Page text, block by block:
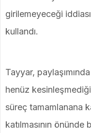
girilemeyeceği
kullandı.
Tayyar,
henüz
süreç tamamlanana
katılmasının önünde